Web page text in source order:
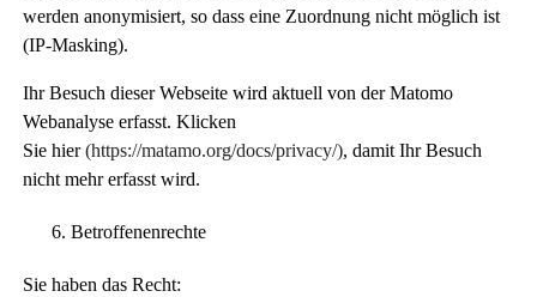
werden anonymisiert, so dass eine Zuordnung nicht möglich ist
(IP-Masking).
Ihr Besuch dieser Webseite wird aktuell von der Matomo
Webanalyse erfasst. Klicken
Siehier (https://matamo.org/docs/privacy/), damit Ihr Besuch
nicht mehr erfasst wird.
Betroffenenrechte
Sie haben das Recht: